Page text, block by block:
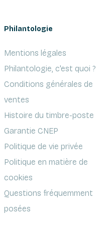
Philantologie
Mentions légales
Philantologie, c'est quoi ?
Conditions générales de
ventes
Histoire du timbre-poste
Garantie CNEP
Politique de vie privée
Politique en matière de
cookies
Questions fréquemment
posées